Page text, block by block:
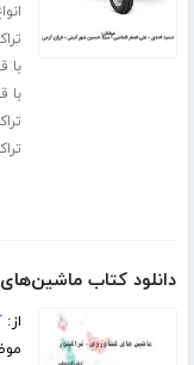
با
با
دانلود کتاب
از: